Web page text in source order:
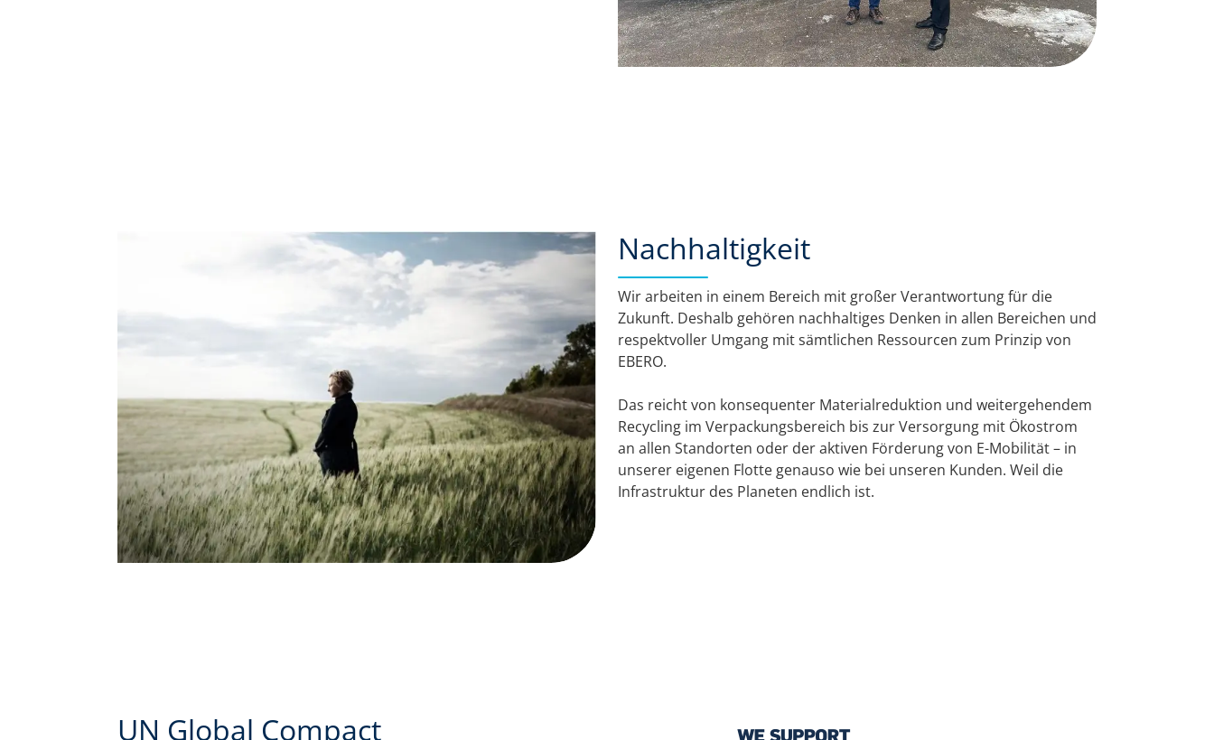
Nachhaltigkeit
Wir arbeiten in einem Bereich mit großer Verantwortung für die
Zukunft. Deshalb gehören nachhaltiges Denken in allen Bereichen und
respektvoller Umgang mit sämtlichen Ressourcen zum Prinzip von
EBERO.
Das reicht von konsequenter Materialreduktion und weitergehendem
Recycling im Verpackungsbereich bis zur Versorgung mit Ökostrom
an allen Standorten oder der aktiven Förderung von E-Mobilität – in
unserer eigenen Flotte genauso wie bei unseren Kunden. Weil die
Infrastruktur des Planeten endlich ist.
UN Global Compact